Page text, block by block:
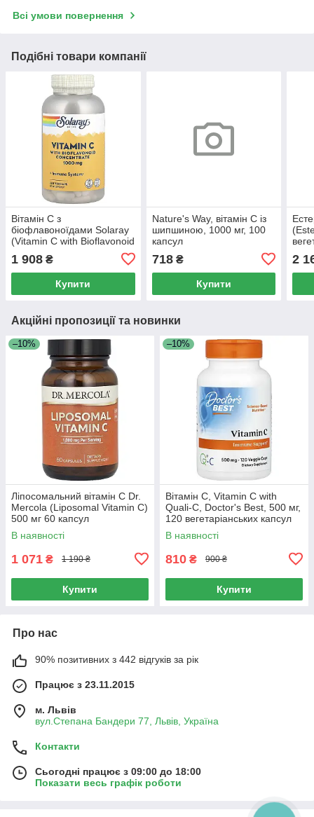
Всі умови повернення
Подібні товари компанії
Вітамін C з
біофлавоноїдами Solaray
(Vitamin C with Bioflavonoid
Concentrate) 1000 мг / 50
мг 250 капсул
1 908 ₴
Купити
Nature's Way, вітамін C із
шипшиною, 1000 мг, 100
капсул
718₴
Купити
2
Акційні пропозиції та новинки
–10%
Ліпосомальний вітамін С Dr.
Mercola (Liposomal Vitamin C)
500 мг 60 капсул
В наявності
1 071 ₴ 1 190 ₴
Купити
–10%
Вітамін C, Vitamin C with
Quali-C, Doctor's Best, 500 мг,
120 вегетаріанських капсул
В наявності
810 ₴ 900 ₴
Купити
Про нас
90% позитивних з 442 відгуків за рік
Працює з 23.11.2015
м. Львів
вул.Степана Бандери 77, Львів, Україна
Контакти
Сьогодні працює з 09:00 до 18:00
Показати весь графік роботи